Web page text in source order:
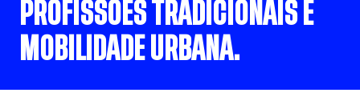
PROFISSÕES TRADICIONAIS E
MOBILIDADE URBANA.